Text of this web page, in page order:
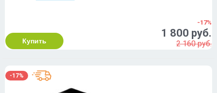
Купить
-17%
1 800 руб.
2 160 руб.
-17%